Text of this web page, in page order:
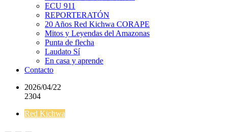
ECU 911
REPORTERATÓN
20 Años Red Kichwa CORAPE
Mitos y Leyendas del Amazonas
Punta de flecha
Laudato Sí
En casa y aprende
Contacto
2026/04/22
2304
Red Kichwa